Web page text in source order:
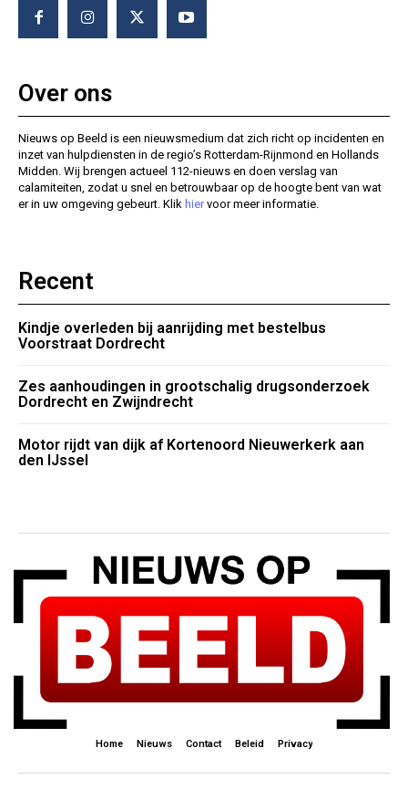
Over ons
Nieuws op Beeld is een nieuwsmedium dat zich richt op incidenten en
inzet van hulpdiensten in de regio’s Rotterdam-Rijnmond en Hollands
Midden. Wij brengen actueel 112-nieuws en doen verslag van
calamiteiten, zodat u snel en betrouwbaar op de hoogte bent van wat
er in uw omgeving gebeurt. Klik hiervoor meer informatie.
Recent
Kindje overleden bij aanrijding met bestelbus
Voorstraat Dordrecht
Zes aanhoudingen in grootschalig drugsonderzoek
Dordrecht en Zwijndrecht
Motor rijdt van dijk af Kortenoord Nieuwerkerk aan
den IJssel
Home Nieuws Contact Beleid Privacy